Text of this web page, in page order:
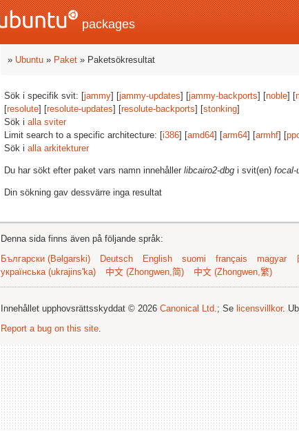
packages
» Ubuntu » Paket » Paketsökresultat
Sök i specifik svit: [jammy] [jammy-updates] [jammy-backports] [noble] [
[resolute] [resolute-updates] [resolute-backports] [stonking]
Sök i alla sviter
Limit search to a specific architecture: [i386] [amd64] [arm64] [armhf] [
Sök i alla arkitekturer
Du har sökt efter paket vars namn innehåller libcairo2-dbg i svit(en) focal-
Din sökning gav dessvärre inga resultat
Denna sida finns även på följande språk:
Български (Bəlgarski)
Deutsch English suomi français magyar
українська (ukrajins'ka)
中文 (Zhongwen,简) 中文 (Zhongwen,繁)
Innehållet upphovsrättsskyddat © 2026 Canonical Ltd.; Se licensvillkor.
Report a bug on this site.